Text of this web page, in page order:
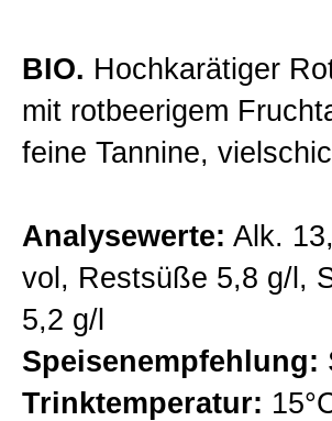
Premiumweine
Sekt/Traubensaft
Fritzl Weine
BIO. Hochkarätiger
mit rotbeerigem
feine Tannine,
Analysewerte: Alk.
vol, Restsüße 5,8 g/l,
5,2 g/l
Speisenempfehlung:
Trinktemperatur: